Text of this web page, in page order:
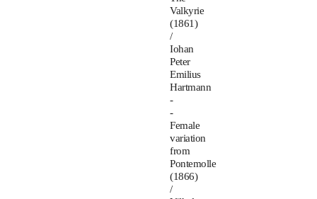
Valkyrie
(1861)
/
Iohan
Peter
Emilius
Hartmann
-
-
Female
variation
from
Pontemolle
(1866)
/